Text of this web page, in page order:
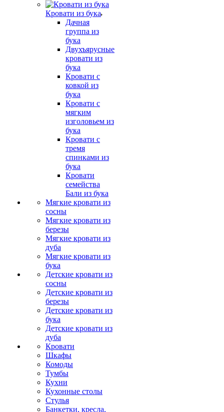
Кровати из бука
Дачная
группа из
бука
Двухъярусные
кровати из
бука
Кровати с
ковкой из
бука
Кровати с
мягким
изголовьем из
бука
Кровати с
тремя
спинками из
бука
Кровати
семейства
Бали из бука
Мягкие кровати из
сосны
Мягкие кровати из
березы
Мягкие кровати из
дуба
Мягкие кровати из
бука
Детские кровати из
сосны
Детские кровати из
березы
Детские кровати из
бука
Детские кровати из
дуба
Кровати
Шкафы
Комоды
Тумбы
Кухни
Кухонные столы
Стулья
Банкетки, кресла,